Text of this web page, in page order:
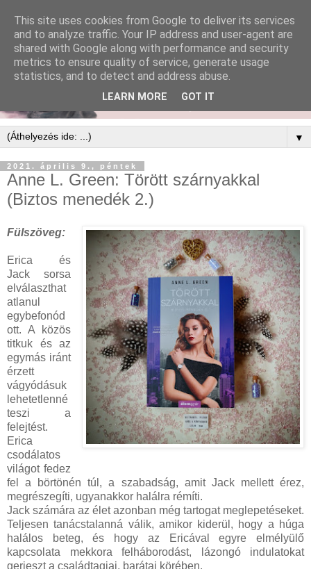
▼
2021. április 9., péntek
Anne L. Green: Törött ​szárnyakkal
(Biztos menedék 2.)
Fülszöveg:
Erica és
Jack sorsa
elválaszthat
atlanul
egybefonód
ott. A közös
titkuk és az
egymás iránt
érzett
vágyódásuk
lehetetlenné
teszi a
felejtést.
Erica
csodálatos
világot fedez
fel a börtönén túl, a szabadság, amit Jack mellett érez,
megrészegíti, ugyanakkor halálra rémíti.
Jack számára az élet azonban még tartogat meglepetéseket.
Teljesen tanácstalanná válik, amikor kiderül, hogy a húga
halálos beteg, és hogy az Ericával egyre elmélyülő
kapcsolata mekkora felháborodást, lázongó indulatokat
gerjeszt a családtagjai, barátai körében.
This site uses cookies from Google to deliver its services
and to analyze traffic. Your IP address and user-agent are
shared with Google along with performance and security
metrics to ensure quality of service, generate usage
statistics, and to detect and address abuse.
LEARN MORE GOT IT